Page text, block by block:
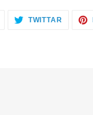
PARTILHETWITTAR